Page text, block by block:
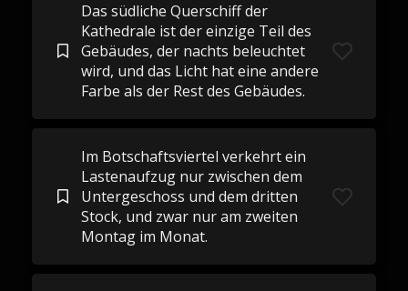
Das südliche Querschiff der
Kathedrale ist der einzige Teil des
Gebäudes, der nachts beleuchtet
wird, und das Licht hat eine andere
Farbe als der Rest des Gebäudes.
Im Botschaftsviertel verkehrt ein
Lastenaufzug nur zwischen dem
Untergeschoss und dem dritten
Stock, und zwar nur am zweiten
Montag im Monat.